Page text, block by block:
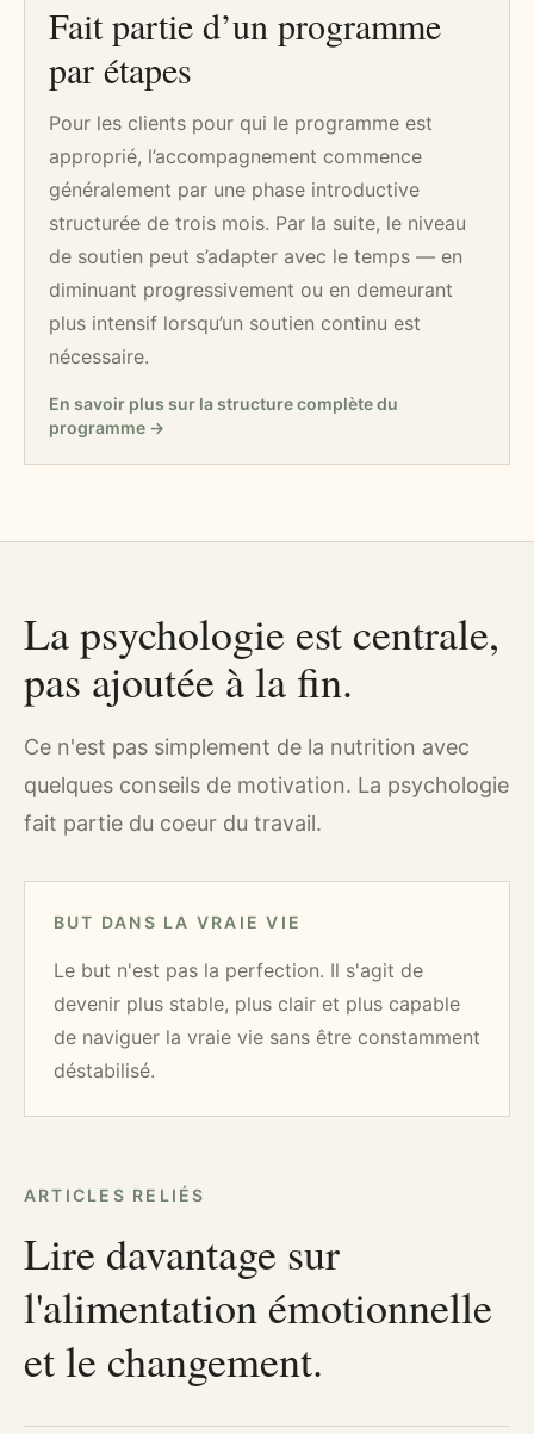
Fait partie d’un programme
par étapes
Pour les clients pour qui le programme est
approprié, l’accompagnement commence
généralement par une phase introductive
structurée de trois mois. Par la suite, le niveau
de soutien peut s’adapter avec le temps — en
diminuant progressivement ou en demeurant
plus intensif lorsqu’un soutien continu est
nécessaire.
En savoir plus sur la structure complète du
programme →
La psychologie est centrale,
pas ajoutée à la fin.
Ce n'est pas simplement de la nutrition avec
quelques conseils de motivation. La psychologie
fait partie du coeur du travail.
BUT DANS LA VRAIE VIE
Le but n'est pas la perfection. Il s'agit de
devenir plus stable, plus clair et plus capable
de naviguer la vraie vie sans être constamment
déstabilisé.
ARTICLES RELIÉS
Lire davantage sur
l'alimentation émotionnelle
et le changement.